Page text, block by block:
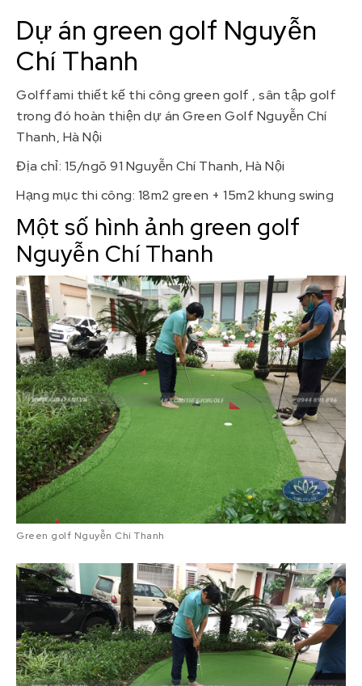
Dự án green golf Nguyễn
Chí Thanh
Golffami thiết kế thi công green golf , sân tập golf
trong đó hoàn thiện dự án Green Golf Nguyễn Chí
Thanh, Hà Nội
Địa chỉ: 15/ngõ 91 Nguyễn Chí Thanh, Hà Nội
Hạng mục thi công: 18m2 green + 15m2 khung swing
Một số hình ảnh green golf
Nguyễn Chí Thanh
Green golf Nguyễn Chí Thanh